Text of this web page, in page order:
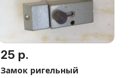
25 р.
Замок ригельный